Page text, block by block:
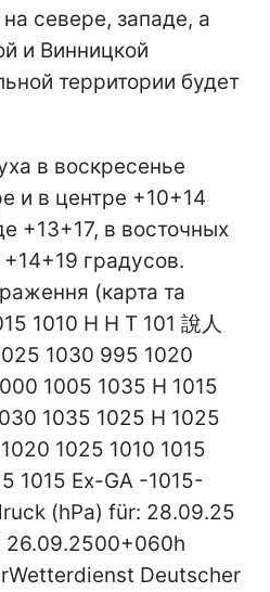
севере, западе, а
и Винницкой
территории будет
в воскресенье
и в центре +10+14
+13+17, в восточных
градусов.